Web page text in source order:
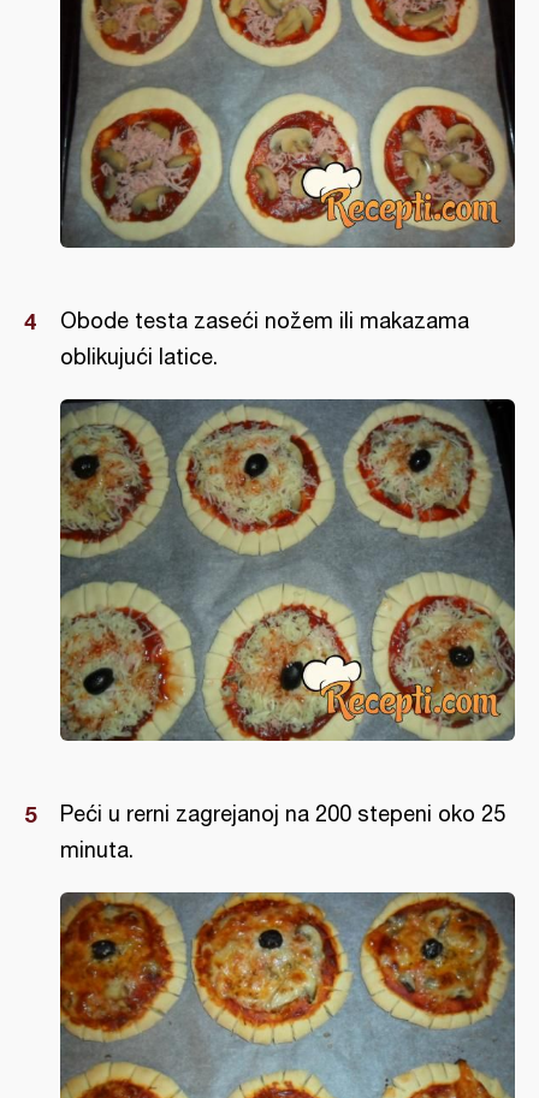
Obode testa zaseći nožem ili makazama
oblikujući latice.
Peći u rerni zagrejanoj na 200 stepeni oko 25
minuta.